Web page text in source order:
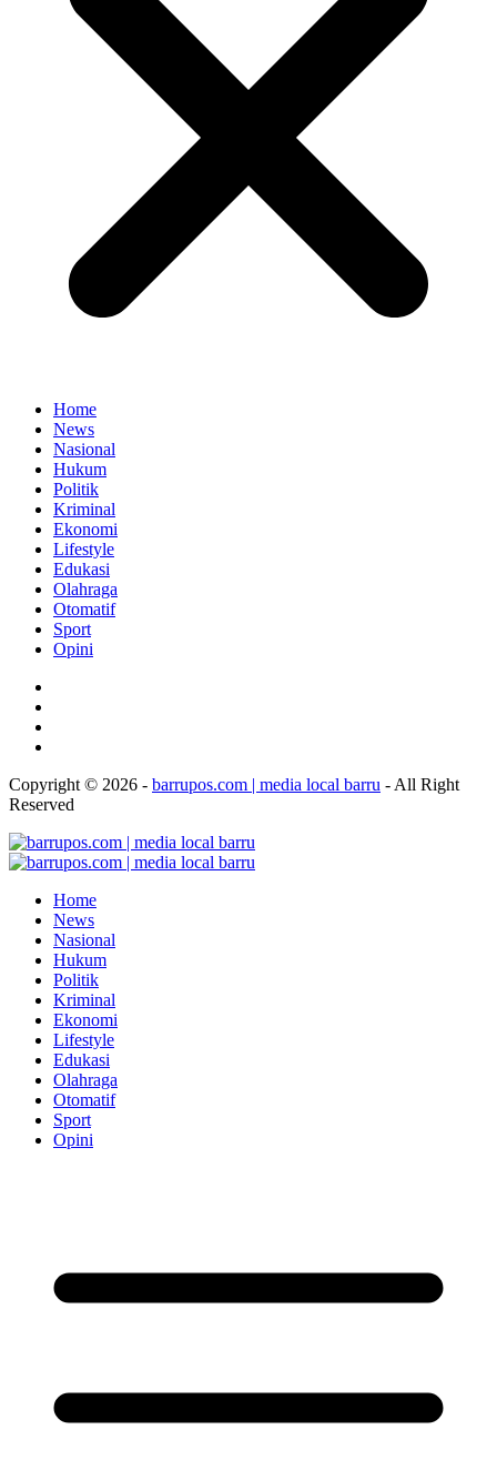
Home
News
Nasional
Hukum
Politik
Kriminal
Ekonomi
Lifestyle
Edukasi
Olahraga
Otomatif
Sport
Opini
Copyright © 2026 - barrupos.com | media local barru - All Right
Reserved
Home
News
Nasional
Hukum
Politik
Kriminal
Ekonomi
Lifestyle
Edukasi
Olahraga
Otomatif
Sport
Opini